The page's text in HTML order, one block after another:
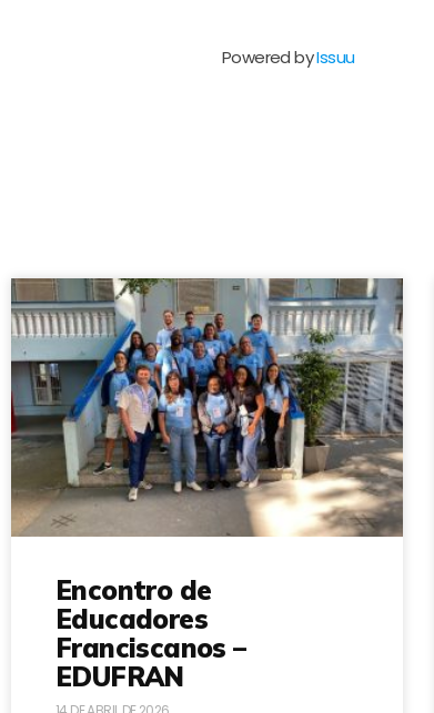
Powered byIssuu
Encontro de
Educadores
Franciscanos –
EDUFRAN